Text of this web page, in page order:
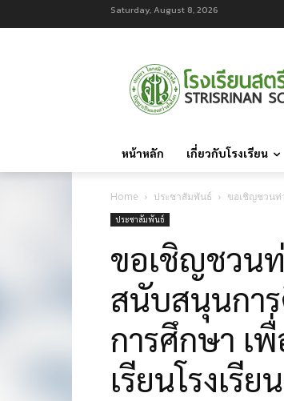
Saturday, August 8, 2026
หน้าหลัก เกี่ยวกับโรงเรียน
Home ประชาสัมพันธ์ ขอเชิญชวนท่
ประชาสัมพันธ์
ขอเชิญชวน
สนับสนุนกา
การศึกษา เ
เรียนโรงเรี